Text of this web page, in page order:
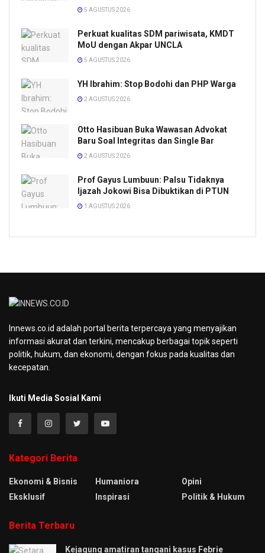
5 AGUSTUS 2026
Perkuat kualitas SDM pariwisata, KMDT
MoU dengan Akpar UNCLA
5 AGUSTUS 2026
YH Ibrahim: Stop Bodohi dan PHP Warga
2 AGUSTUS 2026
Otto Hasibuan Buka Wawasan Advokat
Baru Soal Integritas dan Single Bar
2 AGUSTUS 2026
Prof Gayus Lumbuun: Palsu Tidaknya
Ijazah Jokowi Bisa Dibuktikan di PTUN
1 AGUSTUS 2026
Innews.co.id adalah portal berita terpercaya yang menyajikan
informasi akurat dan terkini, mencakup berbagai topik seperti
politik, hukum, dan ekonomi, dengan fokus pada kualitas dan
kecepatan.
Ikuti Media Sosial Kami
Kategori Berita
Ekonomi & Bisnis
Eksklusif
Humaniora
Inspirasi
Opini
Politik & Hukum
Berita Terbaru
Kejagung amatiran tangani kasus Febrie